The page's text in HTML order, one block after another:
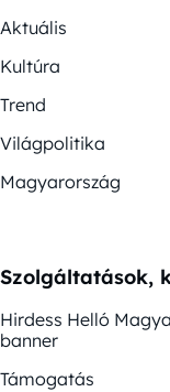
Aktuális
Kultúra
Trend
Világpolitika
Magyarország
Szolgáltatások,
Hirdess Helló
banner
Támogatás